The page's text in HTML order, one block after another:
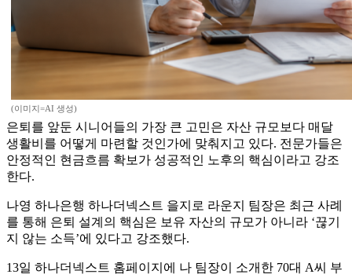
(이미지=AI 생성)
은퇴를 앞둔 시니어들의 가장 큰 고민은 자산 규모보다 매달
생활비를 어떻게 마련할 것인가에 맞춰지고 있다. 전문가들은
안정적인 현금흐름 확보가 성공적인 노후의 핵심이라고 강조
한다.
나영 하나은행 하나더넥스트 을지로 라운지 팀장은 최근 사례
를 통해 은퇴 설계의 핵심은 보유 자산의 규모가 아니라 ‘끊기
지 않는 소득’에 있다고 강조했다.
13일 하나더넥스트 홈페이지에 나 팀장이 소개한 70대 A씨 부